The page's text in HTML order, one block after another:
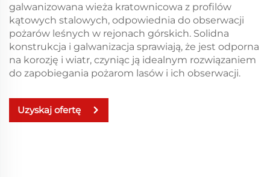
galwanizowana wieża kratownicowa z profilów
kątowych stalowych, odpowiednia do obserwacji
pożarów leśnych w rejonach górskich. Solidna
konstrukcja i galwanizacja sprawiają, że jest odporna
na korozję i wiatr, czyniąc ją idealnym rozwiązaniem
do zapobiegania pożarom lasów i ich obserwacji.
Uzyskaj ofertę